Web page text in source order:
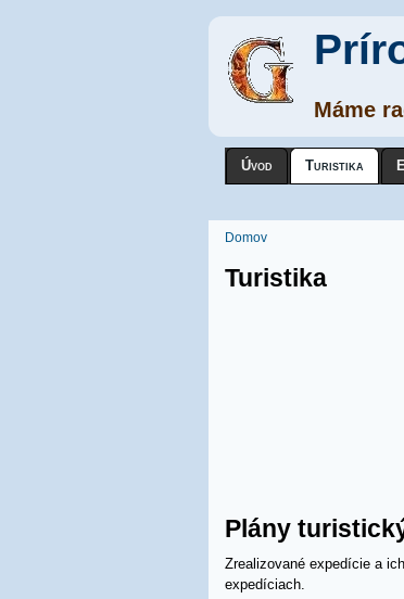
Máme
Úvod Turistika
Nachádzate sa tu
Domov
Turistika
Plány
Zrealizované expedície a
expedíciach.